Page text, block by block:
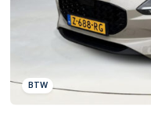
achteruitrijcamera
BTW